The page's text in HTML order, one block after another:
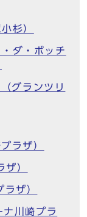
杉）
ダ・ボッチ
グランツリ
ラザ）
）
ザ）
川崎プラ